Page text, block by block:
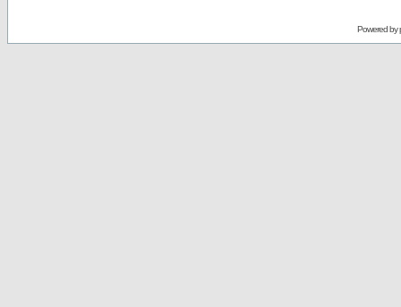
Powered by